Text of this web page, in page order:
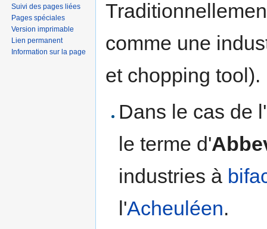
comme une
et chopping tool).
Dans le cas de
le terme d'
industries à
l'Acheuléen.
Suivi des pages liées
Pages spéciales
Version imprimable
Lien permanent
Information sur la page